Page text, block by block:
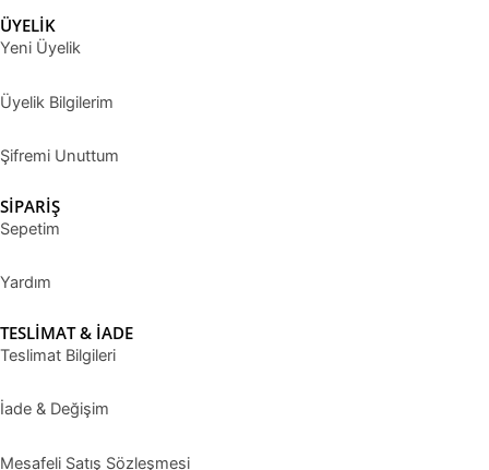
ÜYELİK
Yeni Üyelik
Üyelik Bilgilerim
Şifremi Unuttum
SİPARİŞ
Sepetim
Yardım
TESLİMAT & İADE
Teslimat Bilgileri
İade & Değişim
Mesafeli Satış Sözleşmesi